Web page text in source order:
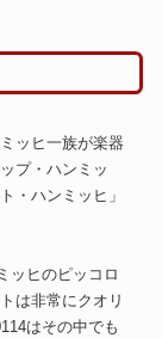
ッヒ一族が楽器
プ・ハンミッ
・ハンミッヒ」
ッヒのピッコロ
は非常にクオリ
はその中でも